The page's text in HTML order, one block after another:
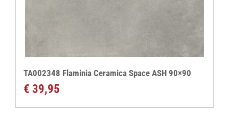
TA002348 Flaminia Ceramica Space ASH 90×90
€ 39,95